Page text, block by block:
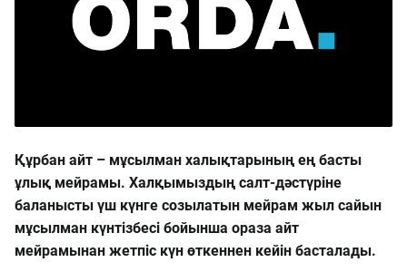
Құрбан айт – мұсылман халықтарының ең басты
ұлық мейрамы. Халқымыздың салт-дәстүріне
баланысты үш күнге созылатын мейрам жыл сайын
мұсылман күнтізбесі бойынша ораза айт
мейрамынан жетпіс күн өткеннен кейін басталады.